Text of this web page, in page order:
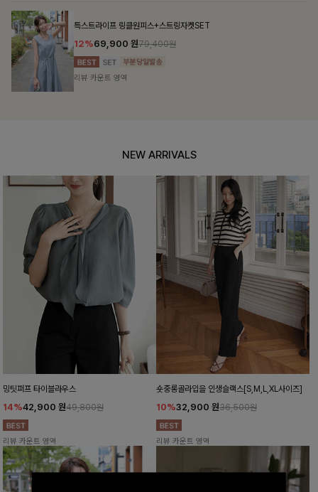
특스트라이프 링클원피스+스트링자켓SET
12%69,900 원79,400원
리뷰 카운트 영역
NEW ARRIVALS
밍팃퍼프 타이블라우스
14%42,900 원49,800원
리뷰 카운트 영역
숏중롱골라입을 인생슬랙스[S,M,L,XL사이즈]
10%32,900 원36,500원
리뷰 카운트 영역